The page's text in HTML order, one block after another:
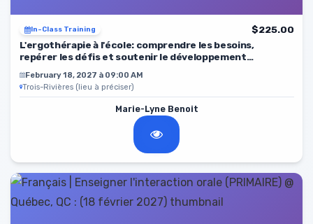
In-Class Training
$225.00
L'ergothérapie à l'école: comprendre les besoins,
repérer les défis et soutenir le développement
February 18, 2027 à 09:00 AM
Trois-Rivières (lieu à préciser)
Marie-Lyne Benoit